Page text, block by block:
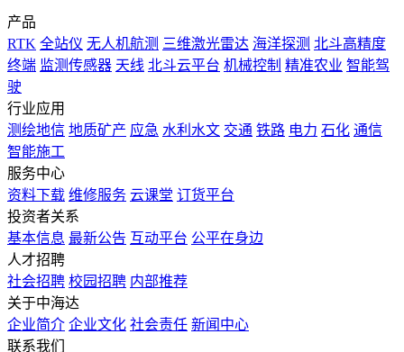
产品
RTK 全站仪 无人机航测 三维激光雷达 海洋探测 北斗高精度
终端 监测传感器 天线 北斗云平台 机械控制 精准农业 智能驾
驶
行业应用
测绘地信 地质矿产 应急 水利水文 交通 铁路 电力 石化 通信
智能施工
服务中心
资料下载 维修服务 云课堂 订货平台
投资者关系
基本信息 最新公告 互动平台 公平在身边
人才招聘
社会招聘 校园招聘 内部推荐
关于中海达
企业简介 企业文化 社会责任 新闻中心
联系我们